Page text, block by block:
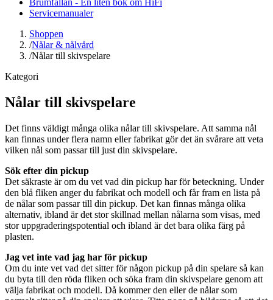
Servicemanualer
Shoppen
/Nålar & nålvård
/Nålar till skivspelare
Kategori
Nålar till skivspelare
Det finns väldigt många olika nålar till skivspelare. Att samma nål
kan finnas under flera namn eller fabrikat gör det än svårare att veta
vilken nål som passar till just din skivspelare.
Sök efter din pickup
Det säkraste är om du vet vad din pickup har för beteckning. Under
den blå fliken anger du fabrikat och modell och får fram en lista på
de nålar som passar till din pickup. Det kan finnas många olika
alternativ, ibland är det stor skillnad mellan nålarna som visas, med
stor uppgraderingspotential och ibland är det bara olika färg på
plasten.
Jag vet inte vad jag har för pickup
Om du inte vet vad det sitter för någon pickup på din spelare så kan
du byta till den röda fliken och söka fram din skivspelare genom att
välja fabrikat och modell. Då kommer den eller de nålar som